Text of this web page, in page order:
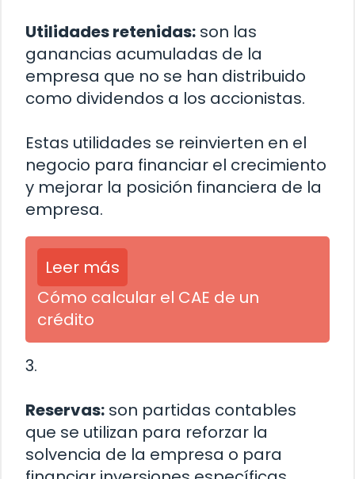
Utilidades retenidas: son las
ganancias acumuladas de la
empresa que no se han distribuido
como dividendos a los accionistas.
Estas utilidades se reinvierten en el
negocio para financiar el crecimiento
y mejorar la posición financiera de la
empresa.
Leer más
Cómo calcular el CAE de un
crédito
3.
Reservas: son partidas contables
que se utilizan para reforzar la
solvencia de la empresa o para